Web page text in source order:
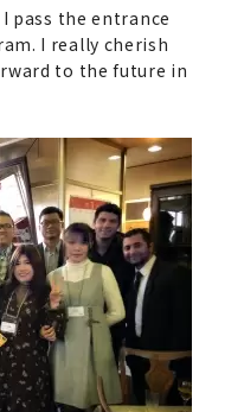
pass the entrance
I really cherish
to the future in